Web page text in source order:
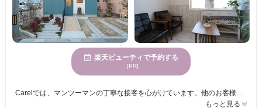
楽天ビューティで予約する
[PR]
もっと見る